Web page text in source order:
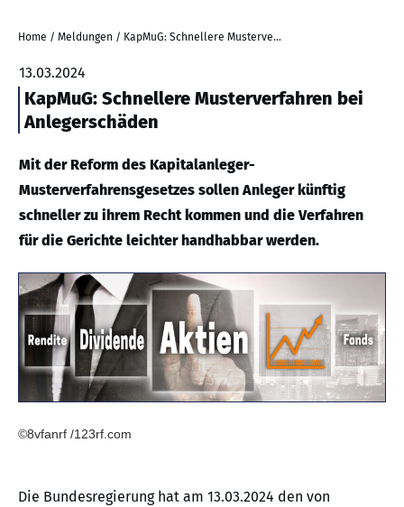
Home / Meldungen / KapMuG: Schnellere Musterverfahren bei Anlegerschäden
13.03.2024
KapMuG: Schnellere Musterverfahren bei
Anlegerschäden
Mit der Reform des Kapitalanleger-
Musterverfahrensgesetzes sollen Anleger künftig
schneller zu ihrem Recht kommen und die Verfahren
für die Gerichte leichter handhabbar werden.
©8vfanrf /123rf.com
Die Bundesregierung hat am 13.03.2024 den von